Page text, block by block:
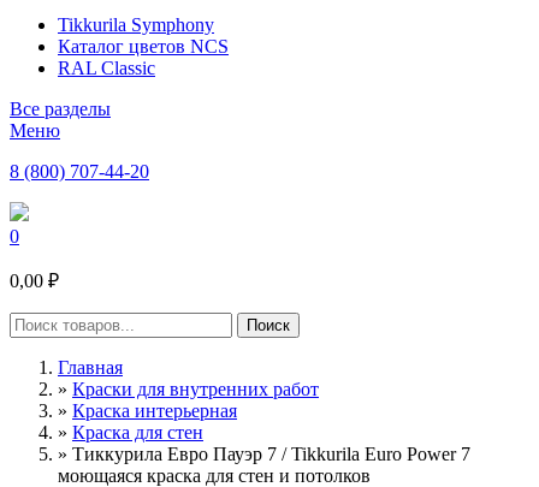
Tikkurila Symphony
Каталог цветов NCS
RAL Classic
Все разделы
Меню
8 (800) 707-44-20
0
0,00 ₽
Главная
» Краски для внутренних работ
» Краска интерьерная
» Краска для стен
» Тиккурила Евро Пауэр 7 / Tikkurila Euro Power 7
моющаяся краска для стен и потолков